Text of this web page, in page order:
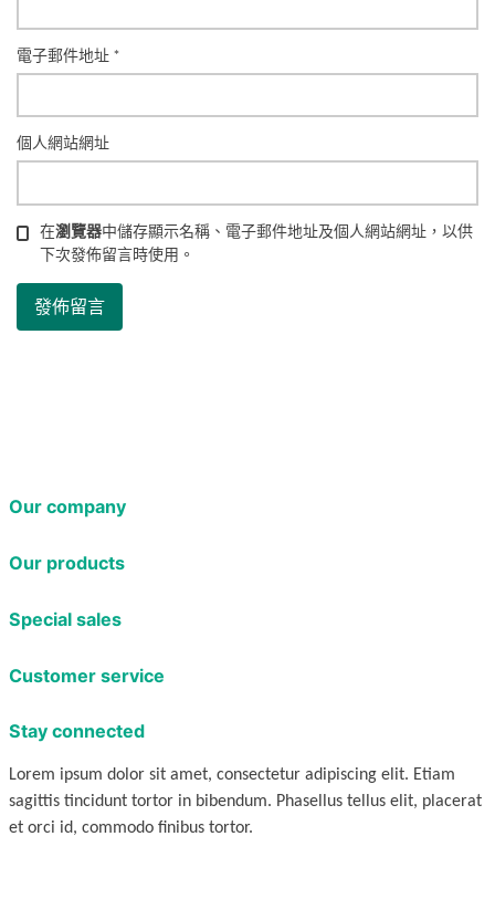
電子郵件地址 *
個人網站網址
在瀏覽器中儲存顯示名稱、電子郵件地址及個人網站網址，以供
下次發佈留言時使用。
Our company
Our products
Special sales
Customer service
Stay connected
Lorem ipsum dolor sit amet, consectetur adipiscing elit. Etiam
sagittis tincidunt tortor in bibendum. Phasellus tellus elit, placerat
et orci id, commodo finibus tortor.